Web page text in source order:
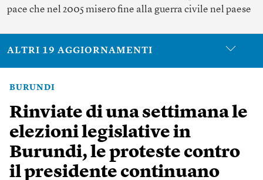
pace che nel 2005 misero fine alla guerra civile nel paese
ALTRI 19 AGGIORNAMENTI
BURUNDI
Rinviate di una settimana le
elezioni legislative in
Burundi, le proteste contro
il presidente continuano